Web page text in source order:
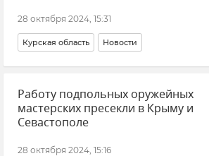
28 октября 2024, 15:31
Курская область Новости
Беспилотник (БПЛА, дрон) Происшествия
ВСУ (Вооруженные силы Украины)
Работу подпольных оружейных
мастерских пресекли в Крыму и
Севастополе
28 октября 2024, 15:16